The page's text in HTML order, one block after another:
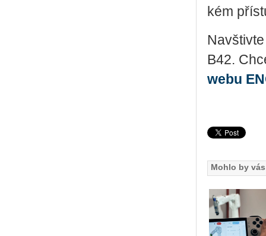
kém
B42.
webu
Mohlo by